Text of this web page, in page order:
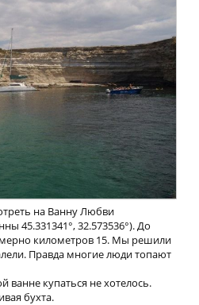
на Ванну Любви
45.331341°, 32.573536°). До
километров 15. Мы решили
Правда многие люди топают
ванне купаться не хотелось.
бухта.